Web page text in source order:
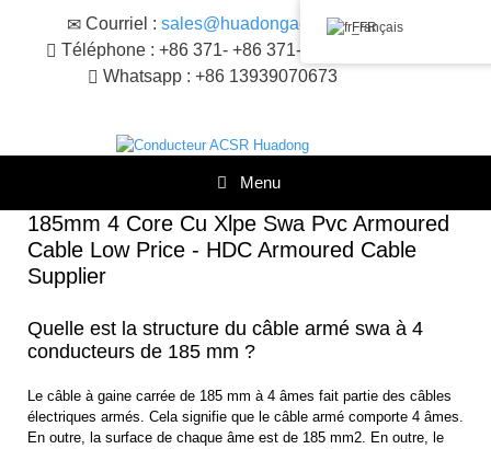
Courriel : sales@huadongacsr.com
Téléphone : +86 371- +86 371-86230866
Whatsapp : +86 13939070673
Menu
185mm 4 Core Cu Xlpe Swa Pvc Armoured
Cable Low Price - HDC Armoured Cable
Supplier
Quelle est la structure du câble armé swa à 4
conducteurs de 185 mm ?
Le câble à gaine carrée de 185 mm à 4 âmes fait partie des câbles
électriques armés. Cela signifie que le câble armé comporte 4 âmes.
En outre, la surface de chaque âme est de 185 mm2. En outre, le
Français